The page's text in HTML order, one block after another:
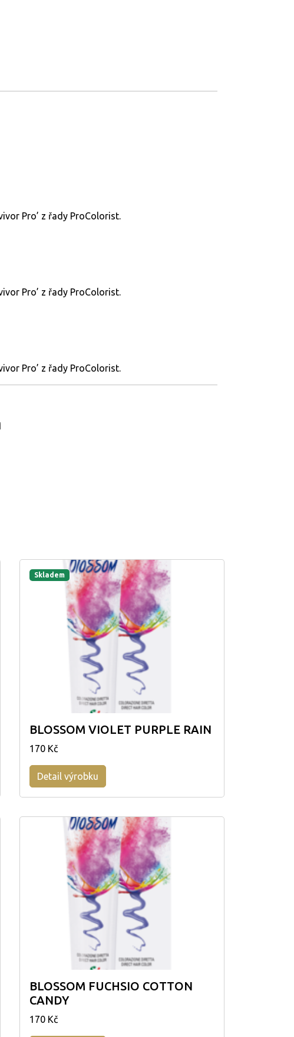
Pro’ z řady ProColorist.
Pro’ z řady ProColorist.
Pro’ z řady ProColorist.
Skladem
BLOSSOM VIOLET PURPLE RAIN
170 Kč
Detail výrobku
BLOSSOM FUCHSIO COTTON
CANDY
170 Kč